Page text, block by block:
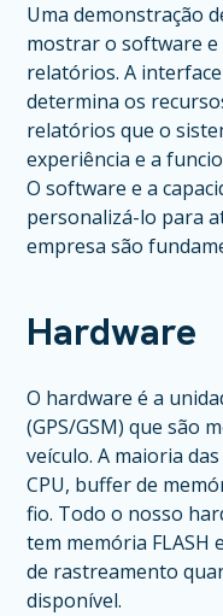
Uma demonstração
mostrar o software e
relatórios. A
determina os
relatórios que o
experiência e a
O software e a
personalizá-lo para
empresa são
Hardware
O hardware é a
(GPS/GSM) que são
veículo. A maioria
CPU, buffer de
fio. Todo o nosso
tem memória FLASH
de rastreamento
disponível.